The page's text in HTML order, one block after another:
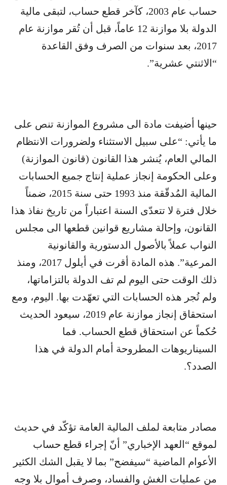
حساب عام 2003، كآخر قطع حساب، لتبقى مالية
الدولة بلا موازنة 12 عاماً، قبل أن تُقر موازنة عام
2017، بعد سنوات من الصرف وفق القاعدة
“الاثنتي عشرية”.
حينها أضيفت مادة الى مشروع الموازنة تنص على
ما يأتي: “على سبيل الاستثناء ولضرورات الانتظام
المالي العام، يُنشر هذا القانون (قانون الموازنة)
وعلى الحكومة إنجاز عملية إنتاج جميع الحسابات
المالية المُدقّقة منذ 1993 حتى سنة 2015، ضمناً
خلال فترة لا تتعدّى السنة اعتباراً من تاريخ نفاذ هذا
القانون، وإحالة مشاريع قوانين قطعها الى مجلس
النواب عملاً بالأصول الدستورية والقانونية
المرعية”. هذه المادة أقرت في أيلول 2017، ومنذ
ذلك الوقت حتى اليوم لم تف الدولة بالتزاماتها،
ولم تُجر هذه الحسابات التي تعهّدت بها. اليوم، ومع
استحقاق إنجاز موازنة عام 2019، سيعود الحديث
حُكماً عن استحقاق قطع الحساب. فما
السيناريوهات المطروحة أمام الدولة في هذا
الصدد؟.
مصادر متابعة لملف المالية العامة تؤكّد في حديث
لموقع “العهد الإخباري” أنّ إجراء قطع حساب
الأعوام الماضية “سيفضح” بما لا يقبل الشك الكثير
من عمليات الغش والفساد، وصرف أموال بلا وجه